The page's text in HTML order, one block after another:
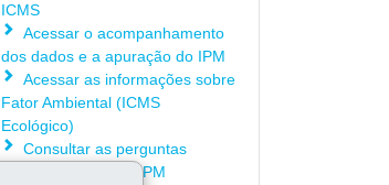
ICMS
Acessar o acompanhamento
dos dados e a apuração do IPM
Acessar as informações sobre
Fator Ambiental (ICMS
Ecológico)
Consultar as perguntas
frequentes sobre o IPM